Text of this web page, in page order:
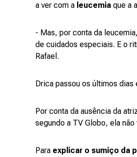
a ver com a leucemia que a
- Mas, por conta da
de cuidados especiais. E o
Rafael.
Drica passou os últimos dias
Por conta da ausência da
segundo a TV Globo, ela
Para explicar o sumiço da